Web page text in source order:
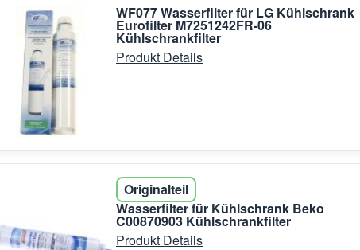
WF077 Wasserfilter für LG Kühlschrank
Eurofilter M7251242FR-06
Kühlschrankfilter
Produkt Details
Originalteil
Wasserfilter für Kühlschrank Beko
C00870903 Kühlschrankfilter
Produkt Details